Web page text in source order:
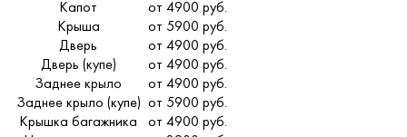
Капот
от 4900 руб.
Крыша
от 5900 руб.
Дверь
от 4900 руб.
Дверь (купе)
от 4900 руб.
Заднее крыло
от 4900 руб.
Заднее крыло (купе) от 5900 руб.
Крышка багажника
от 4900 руб.